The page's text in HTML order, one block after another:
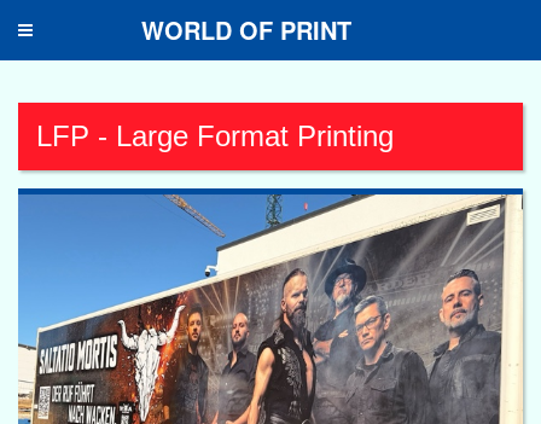
Toggle
WORLD OF PRINT
LFP - Large Format Printing